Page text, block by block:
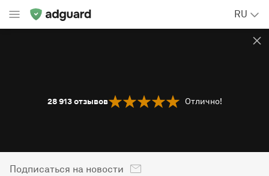
RU
28 913отзывов Отлично!
Подписаться на новости